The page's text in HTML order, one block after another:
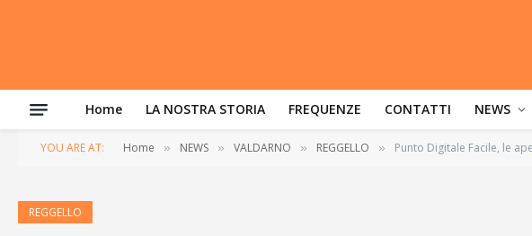
Home LA NOSTRA STORIA FREQUENZE CONTATTI NEWS
YOU ARE AT: Home » NEWS » VALDARNO » REGGELLO » Punto Digitale Facile, le
REGGELLO